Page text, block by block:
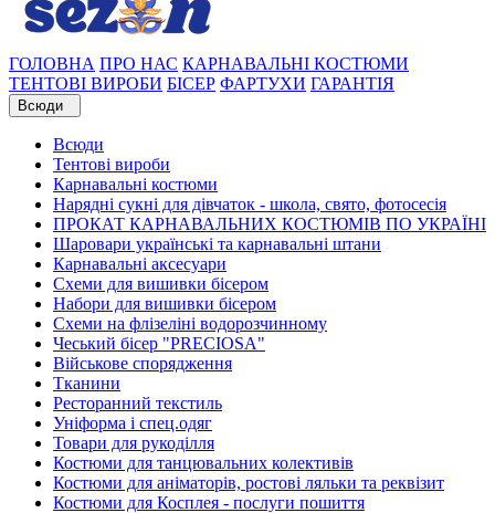
ГОЛОВНА ПРО НАС КАРНАВАЛЬНІ КОСТЮМИ
ТЕНТОВІ ВИРОБИ БІСЕР ФАРТУХИ ГАРАНТІЯ
Всюди
Всюди
Тентові вироби
Карнавальні костюми
Нарядні сукні для дівчаток - школа, свято, фотосесія
ПРОКАТ КАРНАВАЛЬНИХ КОСТЮМІВ ПО УКРАЇНІ
Шаровари українські та карнавальні штани
Карнавальні аксесуари
Схеми для вишивки бісером
Набори для вишивки бісером
Схеми на флізеліні водорозчинному
Чеський бісер "PRECIOSA"
Військове спорядження
Тканини
Ресторанний текстиль
Уніформа і спец.одяг
Товари для рукоділля
Костюми для танцювальних колективів
Костюми для аніматорів, ростові ляльки та реквізит
Костюми для Косплея - послуги пошиття